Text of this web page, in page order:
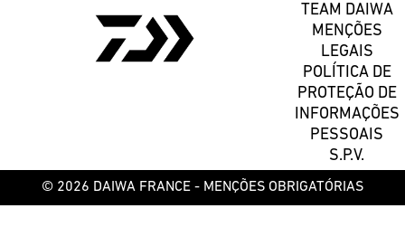
TEAM DAIWA
MENÇÕES
LEGAIS
POLÍTICA DE
PROTEÇÃO DE
INFORMAÇÕES
PESSOAIS
S.P.V.
© 2026 DAIWA FRANCE - MENÇÕES OBRIGATÓRIAS